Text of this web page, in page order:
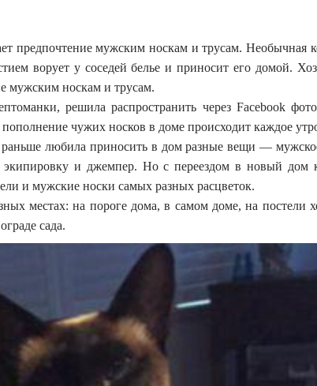
предпочтение мужским носкам и трусам. Необычная
ворует у соседей белье и приносит его домой.
мужским носкам и трусам.
решила распространить через Facebook
чужих носков в доме происходит каждое
любила приносить в дом разные вещи —
и джемпер. Но с переездом в новый дом
и мужские носки самых разных расцветок.
местах: на пороге дома, в самом доме, на постели
сада.